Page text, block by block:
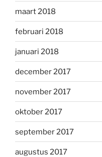
maart 2018
februari 2018
januari 2018
december 2017
november 2017
oktober 2017
september 2017
augustus 2017